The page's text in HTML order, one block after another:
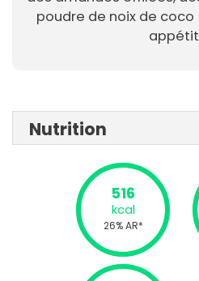
poudre de noix de coco
Nutrition
516
kcal
26% AR*